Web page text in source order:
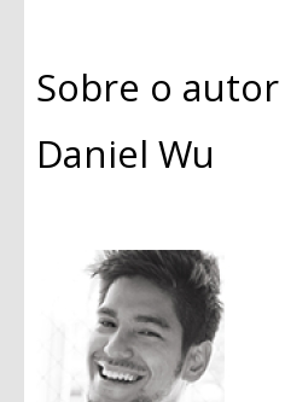
Sobre o autor
Daniel Wu